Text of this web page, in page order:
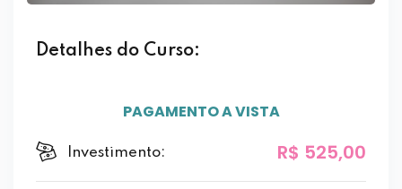
Detalhes do Curso:
PAGAMENTO A VISTA
Investimento: R$ 525,00